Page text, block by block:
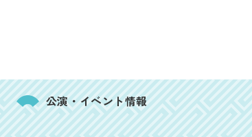
公演・イベント情報